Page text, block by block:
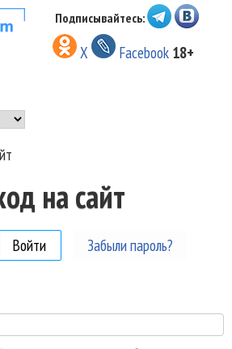
к основному
содержанию
Подписывайтесь:
X Facebook 18+
на сайт
Войти (активная вкладка)
Забыли пароль?